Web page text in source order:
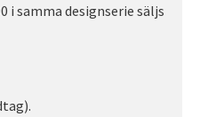
i samma designserie säljs